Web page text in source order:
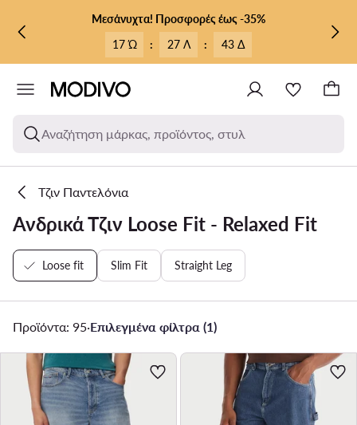
ΜΕΤΆΒΑΣΗ ΣΤΟ ΚΎΡΙΟ ΠΕΡΙΕΧΌΜΕΝΟ
ΜΕΤΆΒΑΣΗ ΣΤΗΝ ΑΝΑΖΉΤΗΣΗ
Μεσάνυχτα! Προσφορές έως -35%
17 Ώ
: 27 Λ : 41 Δ
Αναζήτηση μάρκας, προϊόντος, στυλ
Τζιν Παντελόνια
Ανδρικά Τζιν Loose Fit - Relaxed Fit
Loose fit Slim Fit Straight Leg
Προϊόντα: 95·Επιλεγμένα φίλτρα (1)